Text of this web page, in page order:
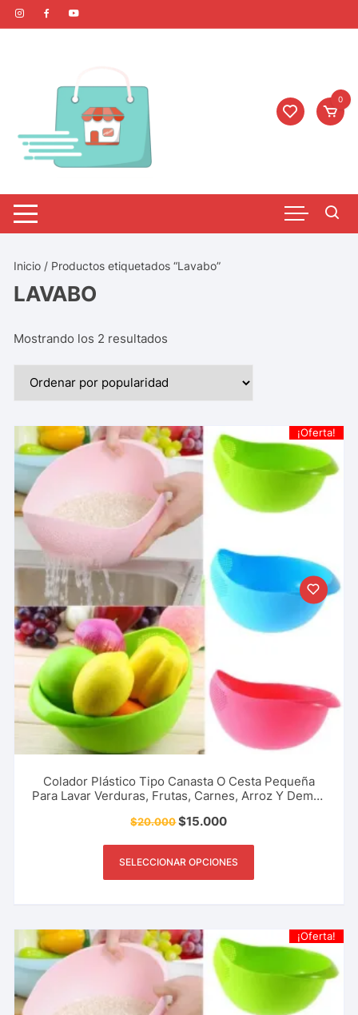
0
Inicio / Productos etiquetados “Lavabo”
LAVABO
Mostrando los 2 resultados
¡Oferta!
Colador Plástico Tipo Canasta O Cesta Pequeña
Para Lavar Verduras, Frutas, Carnes, Arroz Y Demás
$20.000$15.000
SELECCIONAR OPCIONES
¡Oferta!